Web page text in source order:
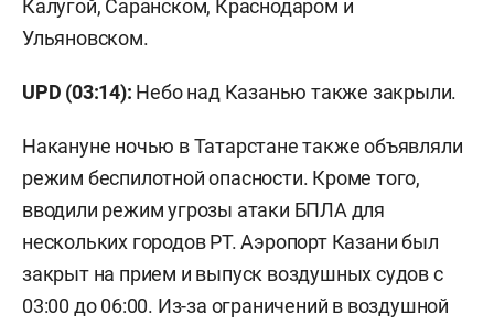
Калугой, Саранском, Краснодаром и
Ульяновском.
UPD (03:14): Небо над Казанью также закрыли.
Накануне ночью в Татарстане также объявляли
режим беспилотной опасности. Кроме того,
вводили режим угрозы атаки БПЛА для
нескольких городов РТ. Аэропорт Казани был
закрыт на прием и выпуск воздушных судов с
03:00 до 06:00. Из-за ограничений в воздушной